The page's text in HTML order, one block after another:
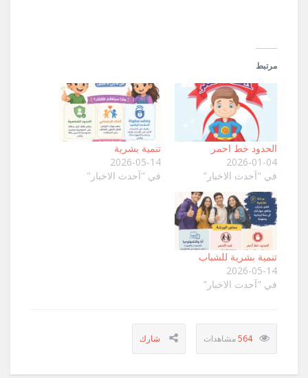
مرتبط
الحدود خط احمر
2026-01-04
في "آحدث الاخبار"
تنمية بشرية
2026-05-14
في "آحدث الاخبار"
تنمية بشرية للشباب
2026-05-14
في "آحدث الاخبار"
564